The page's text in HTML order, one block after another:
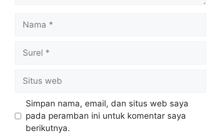
web
Simpan nama, email, dan situs web saya
pada peramban ini untuk komentar saya
berikutnya.